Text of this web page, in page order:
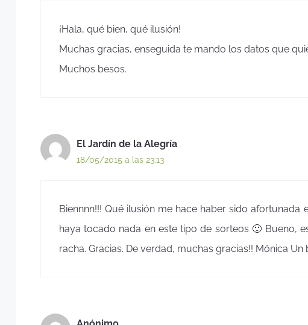
¡Hala, qué bien, qué ilusión!
Muchas gracias, enseguida te mando los datos que
Muchos besos.
El Jardín de la Alegría
18/05/2015 a las 23:13
Biennnn!!! Qué ilusión me hace haber sido
haya tocado nada en este tipo de sorteos 🙂 Bueno,
racha. Gracias. De verdad, muchas gracias!! Mönica Un